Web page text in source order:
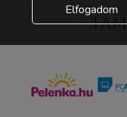
Elfogadom